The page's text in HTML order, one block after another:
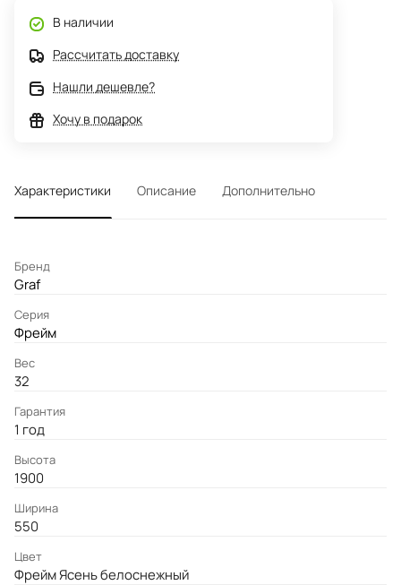
В наличии
Рассчитать доставку
Нашли дешевле?
Хочу в подарок
Характеристики Описание Дополнительно
Бренд
Graf
Серия
Фрейм
Вес
32
Гарантия
1 год
Высота
1900
Ширина
550
Цвет
Фрейм Ясень белоснежный